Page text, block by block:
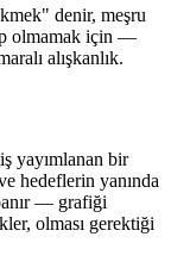
denir, meşru
olmamak için —
alışkanlık.
yayımlanan bir
hedeflerin yanında
— grafiği
olması gerektiği